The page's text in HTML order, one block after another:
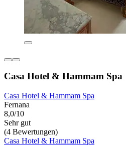
Casa Hotel & Hammam Spa
Casa Hotel & Hammam Spa
Fernana
8,0/10
Sehr gut
(4 Bewertungen)
Casa Hotel & Hammam Spa